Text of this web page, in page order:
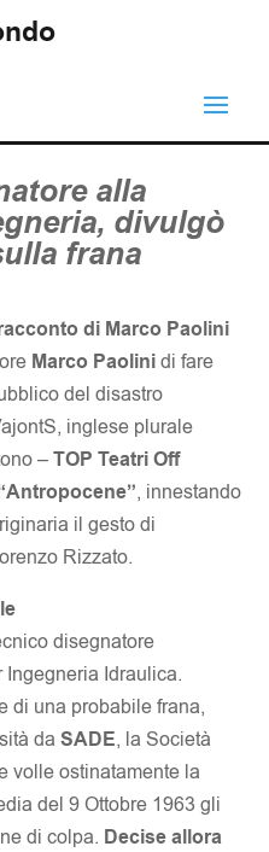
alla
divulgò
frana
di Marco Paolini
Marco Paolinidi fare
del disastro
inglese plurale
–TOP Teatri Off
, innestando
il gesto di
Rizzato.
disegnatore
Ingegneria Idraulica.
di una probabile frana,
da SADE, la Società
volle ostinatamente la
del 9 Ottobre 1963 gli
di colpa. Decise allora